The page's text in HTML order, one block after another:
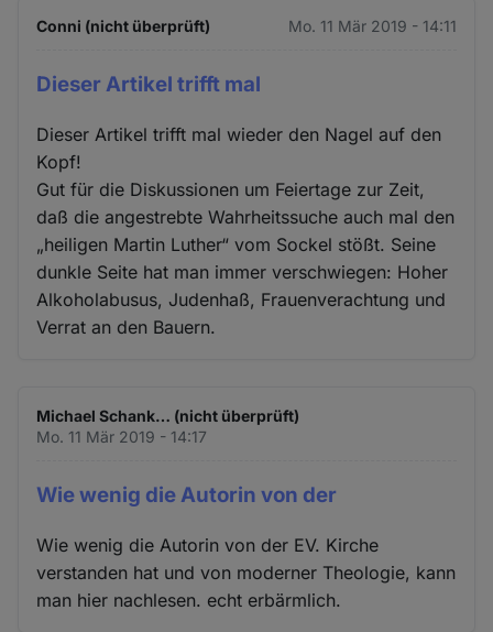
Conni (nicht überprüft) Mo. 11 Mär 2019 - 14:11
Dieser Artikel trifft mal
Dieser Artikel trifft mal wieder den Nagel auf den
Kopf!
Gut für die Diskussionen um Feiertage zur Zeit,
daß die angestrebte Wahrheitssuche auch mal den
„heiligen Martin Luther“ vom Sockel stößt. Seine
dunkle Seite hat man immer verschwiegen: Hoher
Alkoholabusus, Judenhaß, Frauenverachtung und
Verrat an den Bauern.
Michael Schank… (nicht überprüft)
Mo. 11 Mär 2019 - 14:17
Wie wenig die Autorin von der
Wie wenig die Autorin von der EV. Kirche
verstanden hat und von moderner Theologie, kann
man hier nachlesen. echt erbärmlich.